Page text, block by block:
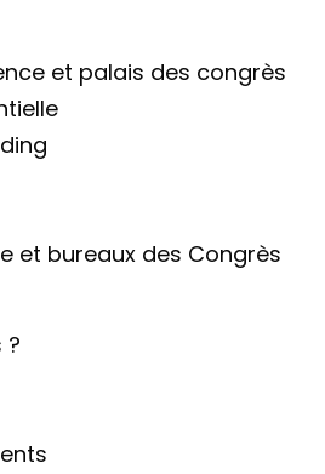
et palais des congrès
et bureaux des Congrès
?